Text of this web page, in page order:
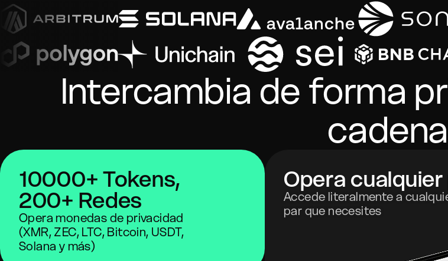
Intercambia de forma
10000+ Tokens,
200+ Redes
Opera monedas de privacidad
(XMR, ZEC, LTC, Bitcoin, USDT,
Solana y más)
Opera
Accede literalmente a
par que necesites